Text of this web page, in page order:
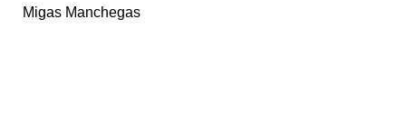
Migas Manchegas